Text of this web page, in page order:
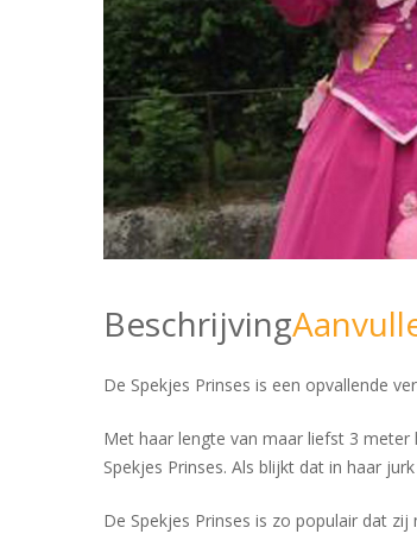
Beschrijving
De Spekjes Prinses is een opvallende
Met haar lengte van maar liefst 3
Spekjes Prinses. Als blijkt dat in haar
De Spekjes Prinses is zo populair dat